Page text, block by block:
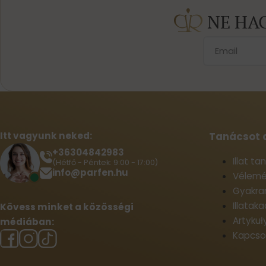
NE
Itt vagyunk neked:
+36304842983
(Hétfő - Péntek: 9:00 - 17:00)
info@parfen.hu
Kövess minket a közösségi
médiában:
Tanácsot
Illat